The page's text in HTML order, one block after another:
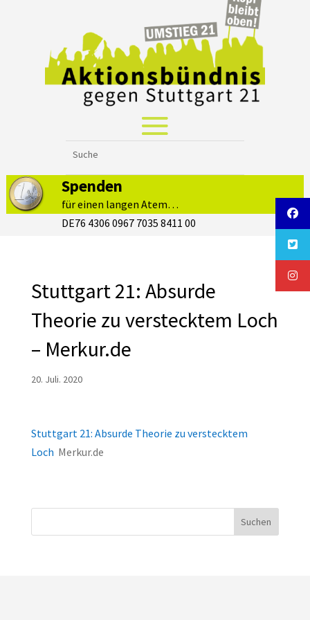
Spenden
für einen langen Atem…
DE76 4306 0967 7035 8411 00
Stuttgart 21: Absurde
Theorie zu verstecktem Loch
– Merkur.de
20. Juli. 2020
Stuttgart 21: Absurde Theorie zu verstecktem
Loch Merkur.de
Suchen